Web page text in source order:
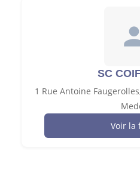
SC
1 Rue Antoine
Voir la